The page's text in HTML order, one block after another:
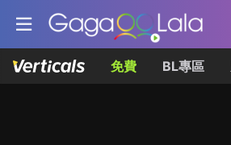
免費 BL專區